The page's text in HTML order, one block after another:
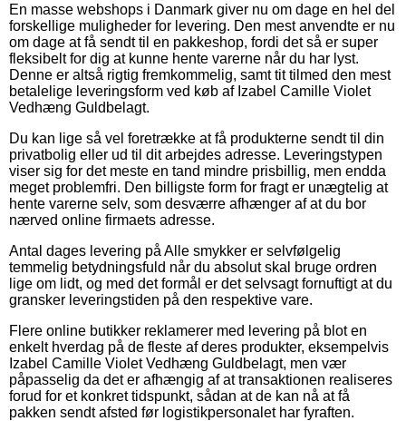
En masse webshops i Danmark giver nu om dage en hel del
forskellige muligheder for levering. Den mest anvendte er nu
om dage at få sendt til en pakkeshop, fordi det så er super
fleksibelt for dig at kunne hente varerne når du har lyst.
Denne er altså rigtig fremkommelig, samt tit tilmed den mest
betalelige leveringsform ved køb af Izabel Camille Violet
Vedhæng Guldbelagt.
Du kan lige så vel foretrække at få produkterne sendt til din
privatbolig eller ud til dit arbejdes adresse. Leveringstypen
viser sig for det meste en tand mindre prisbillig, men endda
meget problemfri. Den billigste form for fragt er unægtelig at
hente varerne selv, som desværre afhænger af at du bor
nærved online firmaets adresse.
Antal dages levering på Alle smykker er selvfølgelig
temmelig betydningsfuld når du absolut skal bruge ordren
lige om lidt, og med det formål er det selvsagt fornuftigt at du
gransker leveringstiden på den respektive vare.
Flere online butikker reklamerer med levering på blot en
enkelt hverdag på de fleste af deres produkter, eksempelvis
Izabel Camille Violet Vedhæng Guldbelagt, men vær
påpasselig da det er afhængig af at transaktionen realiseres
forud for et konkret tidspunkt, sådan at de kan nå at få
pakken sendt afsted før logistikpersonalet har fyraften.